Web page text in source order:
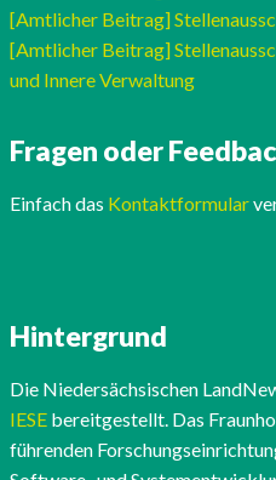
[Amtlicher Beitrag]
[Amtlicher Beitrag]
und Innere Verwaltung
Fragen oder
Einfach das Kontaktformular
Hintergrund
Die Niedersächsischen
IESEbereitgestellt. Das
führenden